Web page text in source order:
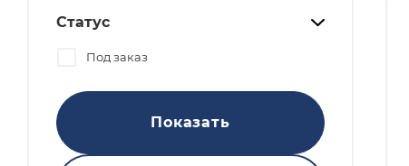
Статус
Под заказ
Показать